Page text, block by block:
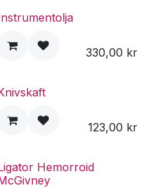
330,00 kr
123,00 kr
Hemorroid